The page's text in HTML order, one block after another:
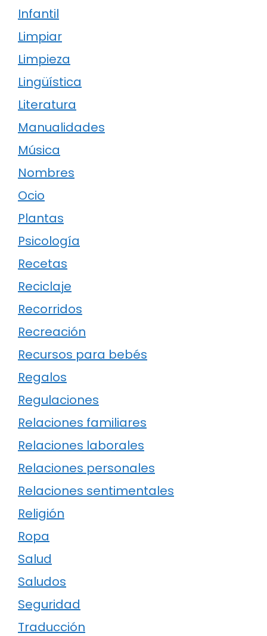
Infantil
Limpiar
Limpieza
Lingüística
Literatura
Manualidades
Música
Nombres
Ocio
Plantas
Psicología
Recetas
Reciclaje
Recorridos
Recreación
Recursos para bebés
Regalos
Regulaciones
Relaciones familiares
Relaciones laborales
Relaciones personales
Relaciones sentimentales
Religión
Ropa
Salud
Saludos
Seguridad
Traducción